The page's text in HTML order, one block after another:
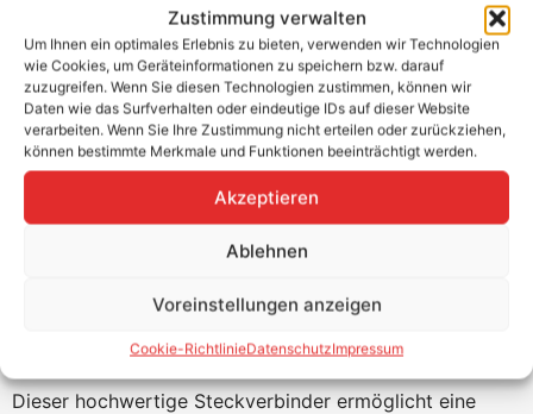
Zustimmung verwalten
Um Ihnen ein optimales Erlebnis zu bieten, verwenden wir Technologien
wie Cookies, um Geräteinformationen zu speichern bzw. darauf
zuzugreifen. Wenn Sie diesen Technologien zustimmen, können wir
Daten wie das Surfverhalten oder eindeutige IDs auf dieser Website
verarbeiten. Wenn Sie Ihre Zustimmung nicht erteilen oder zurückziehen,
können bestimmte Merkmale und Funktionen beeinträchtigt werden.
Akzeptieren
Ablehnen
Voreinstellungen anzeigen
Cookie-RichtlinieDatenschutzImpressum
+49 (0) 89-200-736-16
info@teutschtech.com
WhatsApp
für LVS – Sichere & Effiziente
Verbindungslösung
Dieser hochwertige Steckverbinder ermöglicht eine